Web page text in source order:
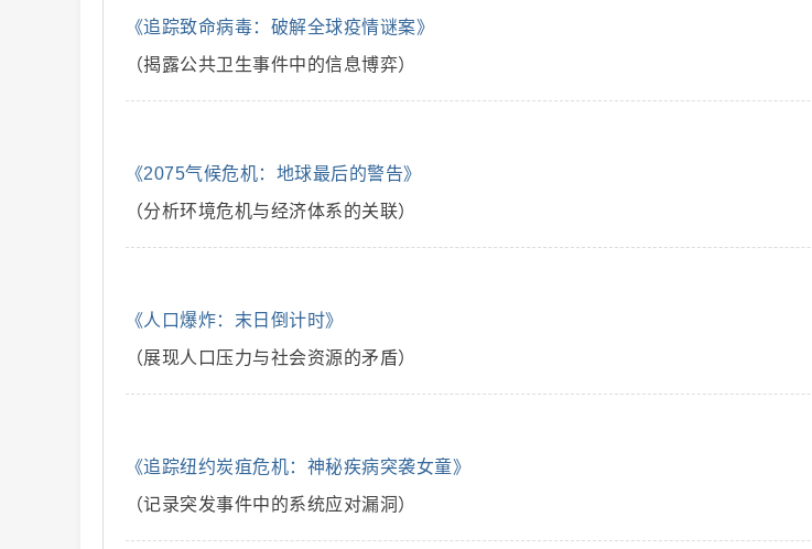
《追踪致命病毒：破解全球疫情谜案》
（揭露公共卫生事件中的信息博弈）
《2075气候危机：地球最后的警告》
（分析环境危机与经济体系的关联）
《人口爆炸：末日倒计时》
（展现人口压力与社会资源的矛盾）
《追踪纽约炭疽危机：神秘疾病突袭女童》
（记录突发事件中的系统应对漏洞）